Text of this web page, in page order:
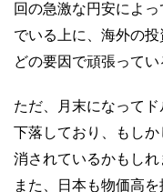
回の急激な円安によ
でいる上に、海外の
どの要因で頑張ってい
ただ、月末になって
下落しており、もし
消されているかもしれ
また、日本も物価高